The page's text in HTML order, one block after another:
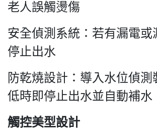
老人誤觸燙傷
安全偵測系統：若有漏電或
停止出水
防乾燒設計：導入水位偵測
低時即停止出水並自動補水
觸控美型設計